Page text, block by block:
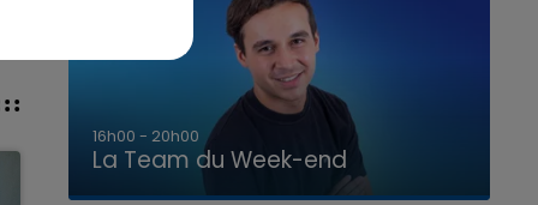
16h00 - 20h00
La Team du Week-end